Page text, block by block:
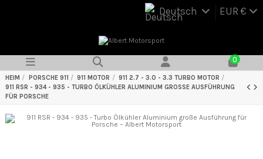
Deutsch EUR €
0
HEIM PORSCHE 911 911 MOTOR
911 2.7 - 3.0 - 3.3 TURBO MOTOR
911 RSR - 934 - 935 - TURBO ÖLKÜHLER ALUMINIUM GROSSE AUSFÜHRUNG F
ÜR PORSCHE